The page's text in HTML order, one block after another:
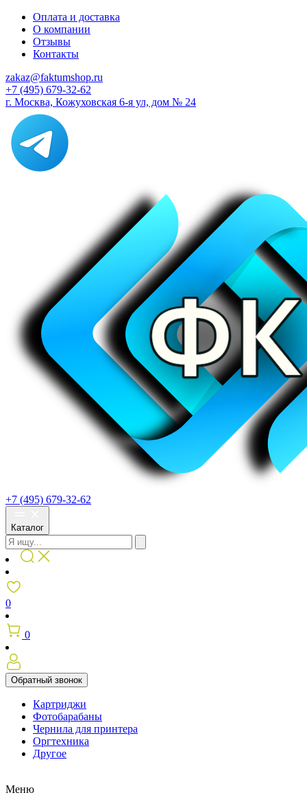
Оплата и доставка
О компании
Отзывы
Контакты
zakaz@faktumshop.ru
+7 (495) 679-32-62
г. Москва, Кожуховская 6-я ул, дом № 24
+7 (495) 679-32-62
Каталог
0
0
Обратный звонок
Картриджи
Фотобарабаны
Чернила для принтера
Оргтехника
Другое
Меню